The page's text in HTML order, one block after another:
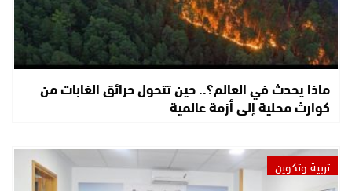
ماذا يحدث في العالم؟.. حين تتحول حرائق الغابات من
كوارث محلية إلى أزمة عالمية
تربية وتكوين